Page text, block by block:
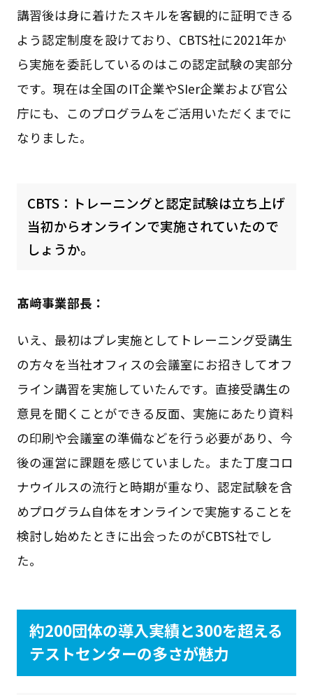
講習後は身に着けたスキルを客観的に証明できる
よう認定制度を設けており、CBTS社に2021年か
ら実施を委託しているのはこの認定試験の実部分
です。現在は全国のIT企業やSIer企業および官公
庁にも、このプログラムをご活用いただくまでに
なりました。
CBTS：トレーニングと認定試験は立ち上げ
当初からオンラインで実施されていたので
しょうか。
髙﨑事業部長：
いえ、最初はプレ実施としてトレーニング受講生
の方々を当社オフィスの会議室にお招きしてオフ
ライン講習を実施していたんです。直接受講生の
意見を聞くことができる反面、実施にあたり資料
の印刷や会議室の準備などを行う必要があり、今
後の運営に課題を感じていました。また丁度コロ
ナウイルスの流行と時期が重なり、認定試験を含
めプログラム自体をオンラインで実施することを
検討し始めたときに出会ったのがCBTS社でし
た。
約200団体の導入実績と300を超える
テストセンターの多さが魅力